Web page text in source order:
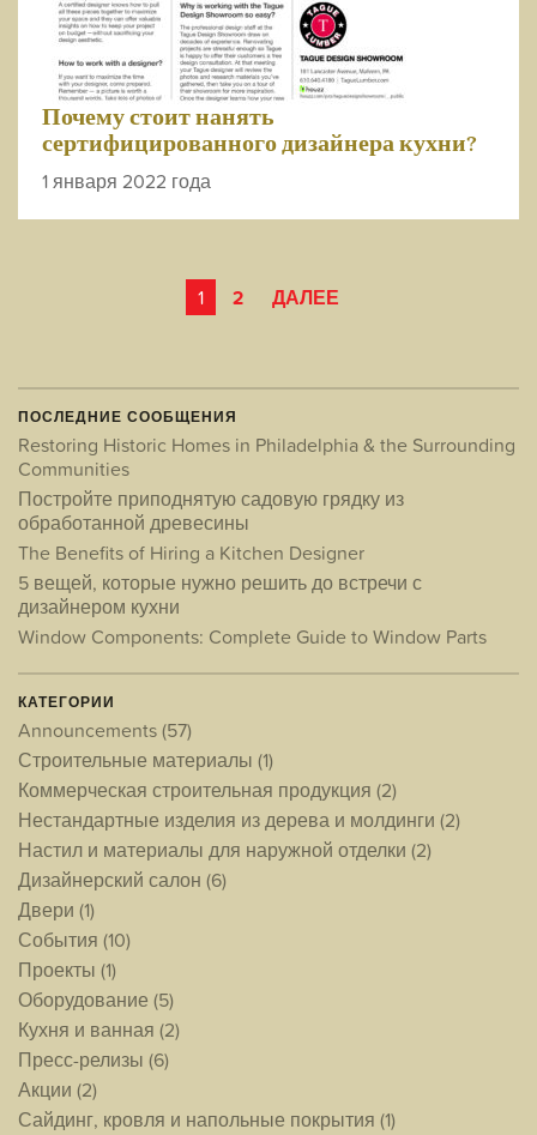
Почему стоит нанять
сертифицированного дизайнера кухни?
1 января 2022 года
1 2 ДАЛЕЕ
ПОСЛЕДНИЕ СООБЩЕНИЯ
Restoring Historic Homes in Philadelphia & the Surrounding
Communities
Постройте приподнятую садовую грядку из
обработанной древесины
The Benefits of Hiring a Kitchen Designer
5 вещей, которые нужно решить до встречи с
дизайнером кухни
Window Components: Complete Guide to Window Parts
КАТЕГОРИИ
Announcements(57)
Строительные материалы (1)
Коммерческая строительная продукция (2)
Нестандартные изделия из дерева и молдинги (2)
Настил и материалы для наружной отделки (2)
Дизайнерский салон (6)
Двери (1)
События (10)
Проекты (1)
Оборудование (5)
Кухня и ванная (2)
Пресс-релизы (6)
Акции (2)
Сайдинг, кровля и напольные покрытия (1)